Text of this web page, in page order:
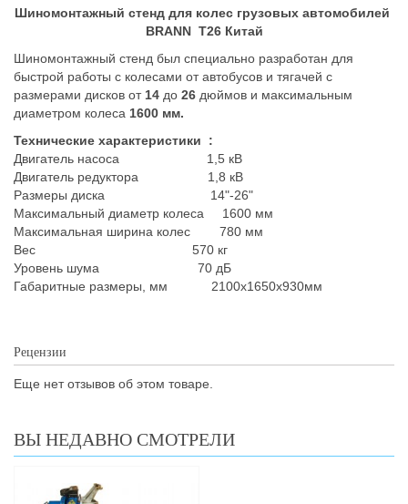
Шиномонтажный стенд для колес грузовых автомобилей
BRANN T26 Китай
Шиномонтажный стенд был специально разработан для
быстрой работы с колесами от автобусов и тягачей с
размерами дисков от14 до 26 дюймов и максимальным
диаметром колеса 1600 мм.
Технические характеристики :
Двигатель насоса 1,5 кВ
Двигатель редуктора 1,8 кВ
Размеры диска 14"-26"
Максимальный диаметр колеса 1600 мм
Максимальная ширина колес 780 мм
Вес 570 кг
Уровень шума 70 дБ
Габаритные размеры, мм 2100х1650х930мм
Рецензии
Еще нет отзывов об этом товаре.
ВЫ НЕДАВНО СМОТРЕЛИ